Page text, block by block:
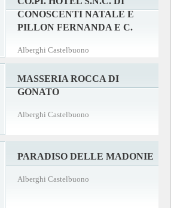
CONOSCENTI NATALE E
PILLON FERNANDA E C.
Alberghi Castelbuono
MASSERIA ROCCA DI
GONATO
Alberghi Castelbuono
PARADISO DELLE MADONIE
Alberghi Castelbuono